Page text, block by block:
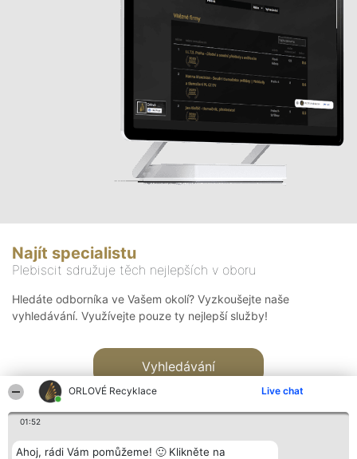
ORLOVÉ Recyklace Live chat
01:52
Ahoj, rádi Vám pomůžeme! 🙂 Klikněte na
Najít specialistu
Plebiscit sdružuje těch nejlepších v oboru
Hledáte odborníka ve Vašem okolí? Vyzkoušejte naše
vyhledávání. Využívejte pouze ty nejlepší služby!
Vyhledávání